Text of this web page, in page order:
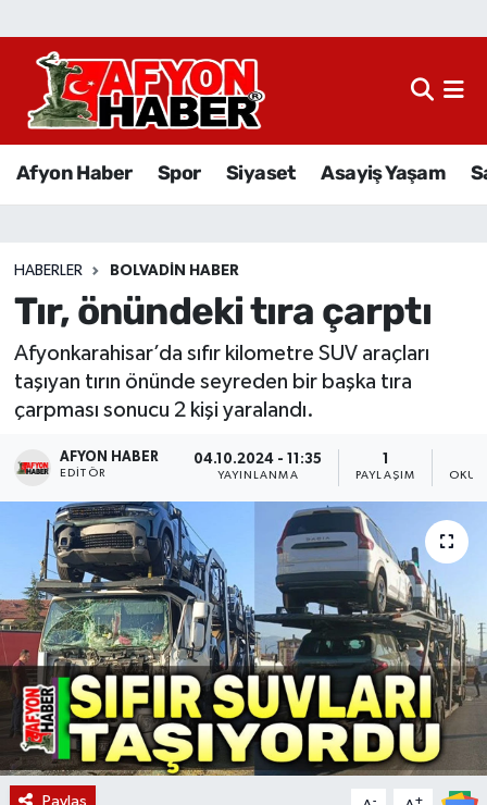
Afyon Haber Spor Siyaset Asayiş Yaşam
HABERLER BOLVADIN HABER
Tır, önündeki tıra çarptı
Afyonkarahisar’da sıfır kilometre SUV araçları
taşıyan tırın önünde seyreden bir başka tıra
çarpması sonucu 2 kişi yaralandı.
AFYON HABER
EDITÖR
04.10.2024 - 11:35
YAYINLANMA PAYLAŞIM
Paylaş - +
Afyon Haber
Sağlık
Eğitim
Sivil Toplum
Ekonomi
Magazin
Etkinlikler